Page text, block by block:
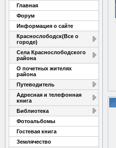
Главная
Форум
Информация о сайте
Краснослободск(Все о
городе)
Села Краснослободского
района
О почетных жителях
района
Путеводитель
Адресная и телефонная
книга
Библиотека
Фотоальбомы
Гостевая книга
Землячество